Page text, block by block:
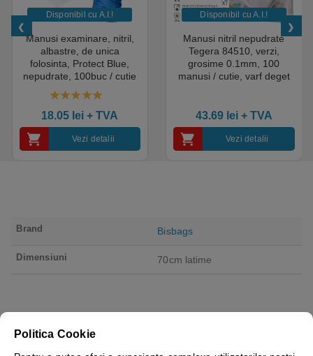
Disponibil cu A.I.​!
Manusi examinare, nitril,
albastre, de unica
folosinta, Protect Blue,
nepudrate, 100buc / cutie
pentru medical, HoReCa,
saloane si domeniul
industrial, calitate premium
18.05 lei + TVA
Vezi detalii
Disponibil cu A.I.​!
Manusi nitril nepudrate
Tegera 84510, verzi,
grosime 0.1mm, 100
manusi / cutie, varf deget
43.69 lei+ TVA
Vezi detalii
Brand Bisbags
Dimensiuni 70cm latime
Politica Cookie